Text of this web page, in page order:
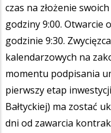
czas na złożenie
godziny 9:00.
godzinie 9:30.
kalendarzowych na
momentu podpisania
pierwszy etap
Bałtyckiej) ma zostać
dni od zawarcia